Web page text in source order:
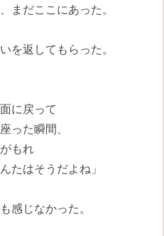
まだここにあった。
を返してもらった。
に戻って
った瞬間、
もれ
たはそうだよね」
感じなかった。